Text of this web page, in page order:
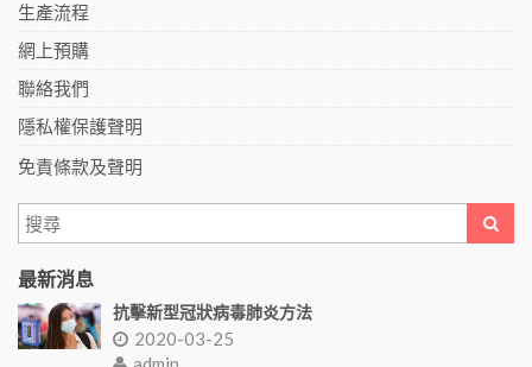
生產流程
網上預購
聯絡我們
隱私權保護聲明
免責條款及聲明
最新消息
抗擊新型冠狀病毒肺炎方法
2020-03-25